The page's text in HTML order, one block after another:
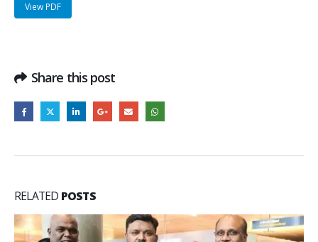
View PDF
Share this post
RELATED POSTS